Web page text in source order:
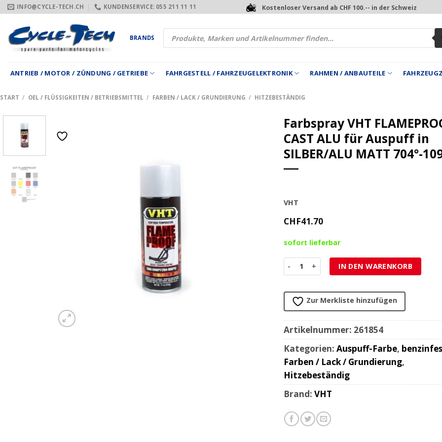
Zum
Inhalt
springen
INFO@CYCLE-TECH.CH KUNDENSERVICE: 055 211 11 11 Kostenloser Versand ab CHF 100.-- in der Schweiz
BRANDS
Products
search
ANTRIEB / MOTOR / ZÜNDUNG / GETRIEBE FAHRGESTELL / FAHRZEUGELEKTRONIK RAHMEN / ANBAUTEILE
START / OEL / FLÜSSIGKEITEN / BETRIEBSMITTEL / FARBEN / LACK / GRUNDIERUNG / HITZEBESTÄNDIG
Farbspray VHT
CAST ALU für Auspuff in
SILBER/ALU MATT 704°-
VHT
CHF41.70
sofort lieferbar
Farbspray VHT FLAMEPROOF CAST ALU für
IN DEN WARENKORB
Zur Merkliste hinzufügen
Artikelnummer: 261854
Kategorien: Auspuff-Farbe,
Farben / Lack / Grundierung,
Hitzebeständig
Brand: VHT